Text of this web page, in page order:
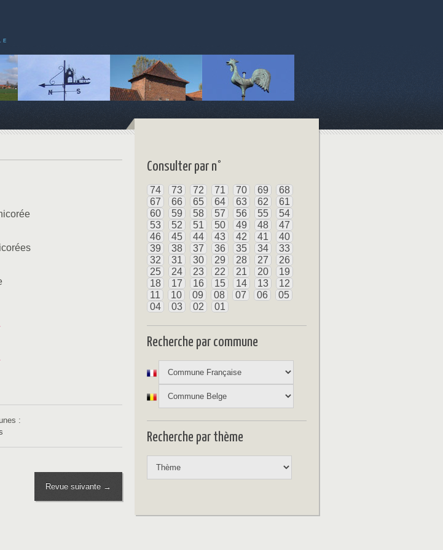
:
Revue suivante →
Consulter par n°
74 73 72 71 70 69
68
67
66 65 64 63 62
61
60
59 58 57 56 55
54
53
52 51 50 49 48
47
46
45 44 43 42 41
40
39
38 37 36 35 34
33
32
31 30 29 28 27
26
25
24 23 22 21 20
19
18
17 16 15 14 13
12
11
10 09 08 07 06
05
04
03 02 01
Recherche par commune
Recherche par thème